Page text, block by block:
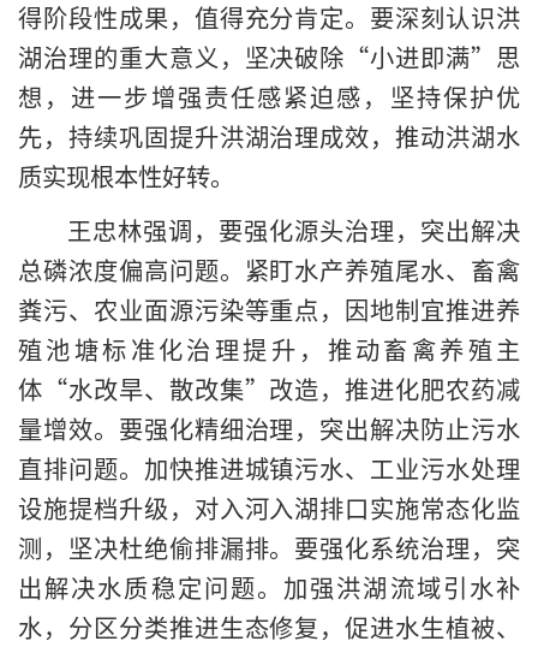
得阶段性成果，值得充分肯定。要深刻认识洪
湖治理的重大意义，坚决破除“小进即满”思
想，进一步增强责任感紧迫感，坚持保护优
先，持续巩固提升洪湖治理成效，推动洪湖水
质实现根本性好转。
王忠林强调，要强化源头治理，突出解决
总磷浓度偏高问题。紧盯水产养殖尾水、畜禽
粪污、农业面源污染等重点，因地制宜推进养
殖池塘标准化治理提升，推动畜禽养殖主
体“水改旱、散改集”改造，推进化肥农药减
量增效。要强化精细治理，突出解决防止污水
直排问题。加快推进城镇污水、工业污水处理
设施提档升级，对入河入湖排口实施常态化监
测，坚决杜绝偷排漏排。要强化系统治理，突
出解决水质稳定问题。加强洪湖流域引水补
水，分区分类推进生态修复，促进水生植被、